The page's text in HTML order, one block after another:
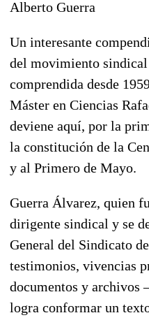
Alberto Guerra
Un interesante
del movimiento sindical
comprendida desde
Máster en Ciencias
deviene aquí, por la
la constitución de la
y al Primero de Mayo.
Guerra Álvarez, quien
dirigente sindical y se
General del Sindicato
testimonios, vivencias
documentos y archivos
logra conformar un